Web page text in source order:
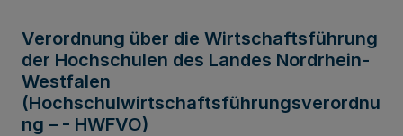
Verordnung über die Wirtschaftsführung
der Hochschulen des Landes Nordrhein-
Westfalen
(Hochschulwirtschaftsführungsverordnu
ng – - HWFVO)